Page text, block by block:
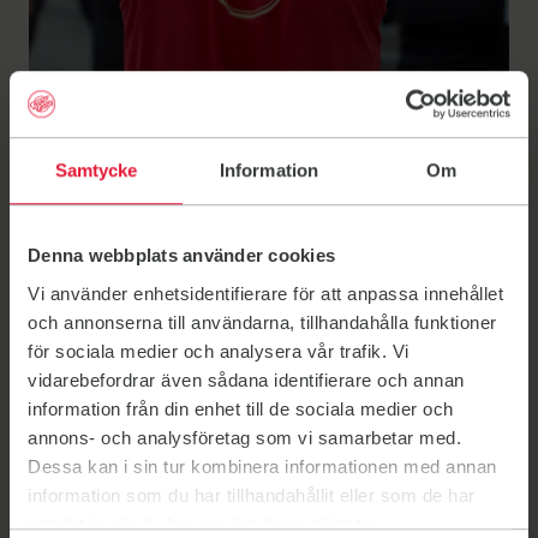
Samtycke Information Om
Denna webbplats använder cookies
Vi använder enhetsidentifierare för att anpassa innehållet
och annonserna till användarna, tillhandahålla funktioner
för sociala medier och analysera vår trafik. Vi
vidarebefordrar även sådana identifierare och annan
information från din enhet till de sociala medier och
annons- och analysföretag som vi samarbetar med.
Dessa kan i sin tur kombinera informationen med annan
information som du har tillhandahållit eller som de har
samlat in när du har använt deras tjänster.
F&S Härnösand
söker ledare och
värdar
Brinner du för träning och gemenskap och vill göra
skillnad på riktigt? F&S Härnösand söker ideellt
engagerade ledare, tränare och värdar. Genom ditt